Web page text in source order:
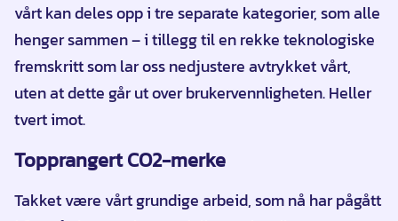
vårt kan deles opp i tre separate kategorier, som alle
henger sammen – i tillegg til en rekke teknologiske
fremskritt som lar oss nedjustere avtrykket vårt,
uten at dette går ut over brukervennligheten. Heller
tvert imot.
Topprangert CO2-merke
Takket være vårt grundige arbeid, som nå har pågått